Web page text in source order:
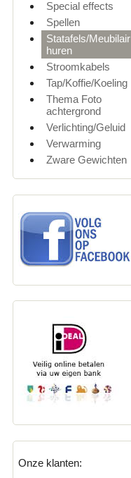
Special effects
Spellen
Statafels/Meubilair
huren
Stroomkabels
Tap/Koffie/Koeling
Thema Foto
achtergrond
Verlichting/Geluid
Verwarming
Zware Gewichten
Onze klanten: